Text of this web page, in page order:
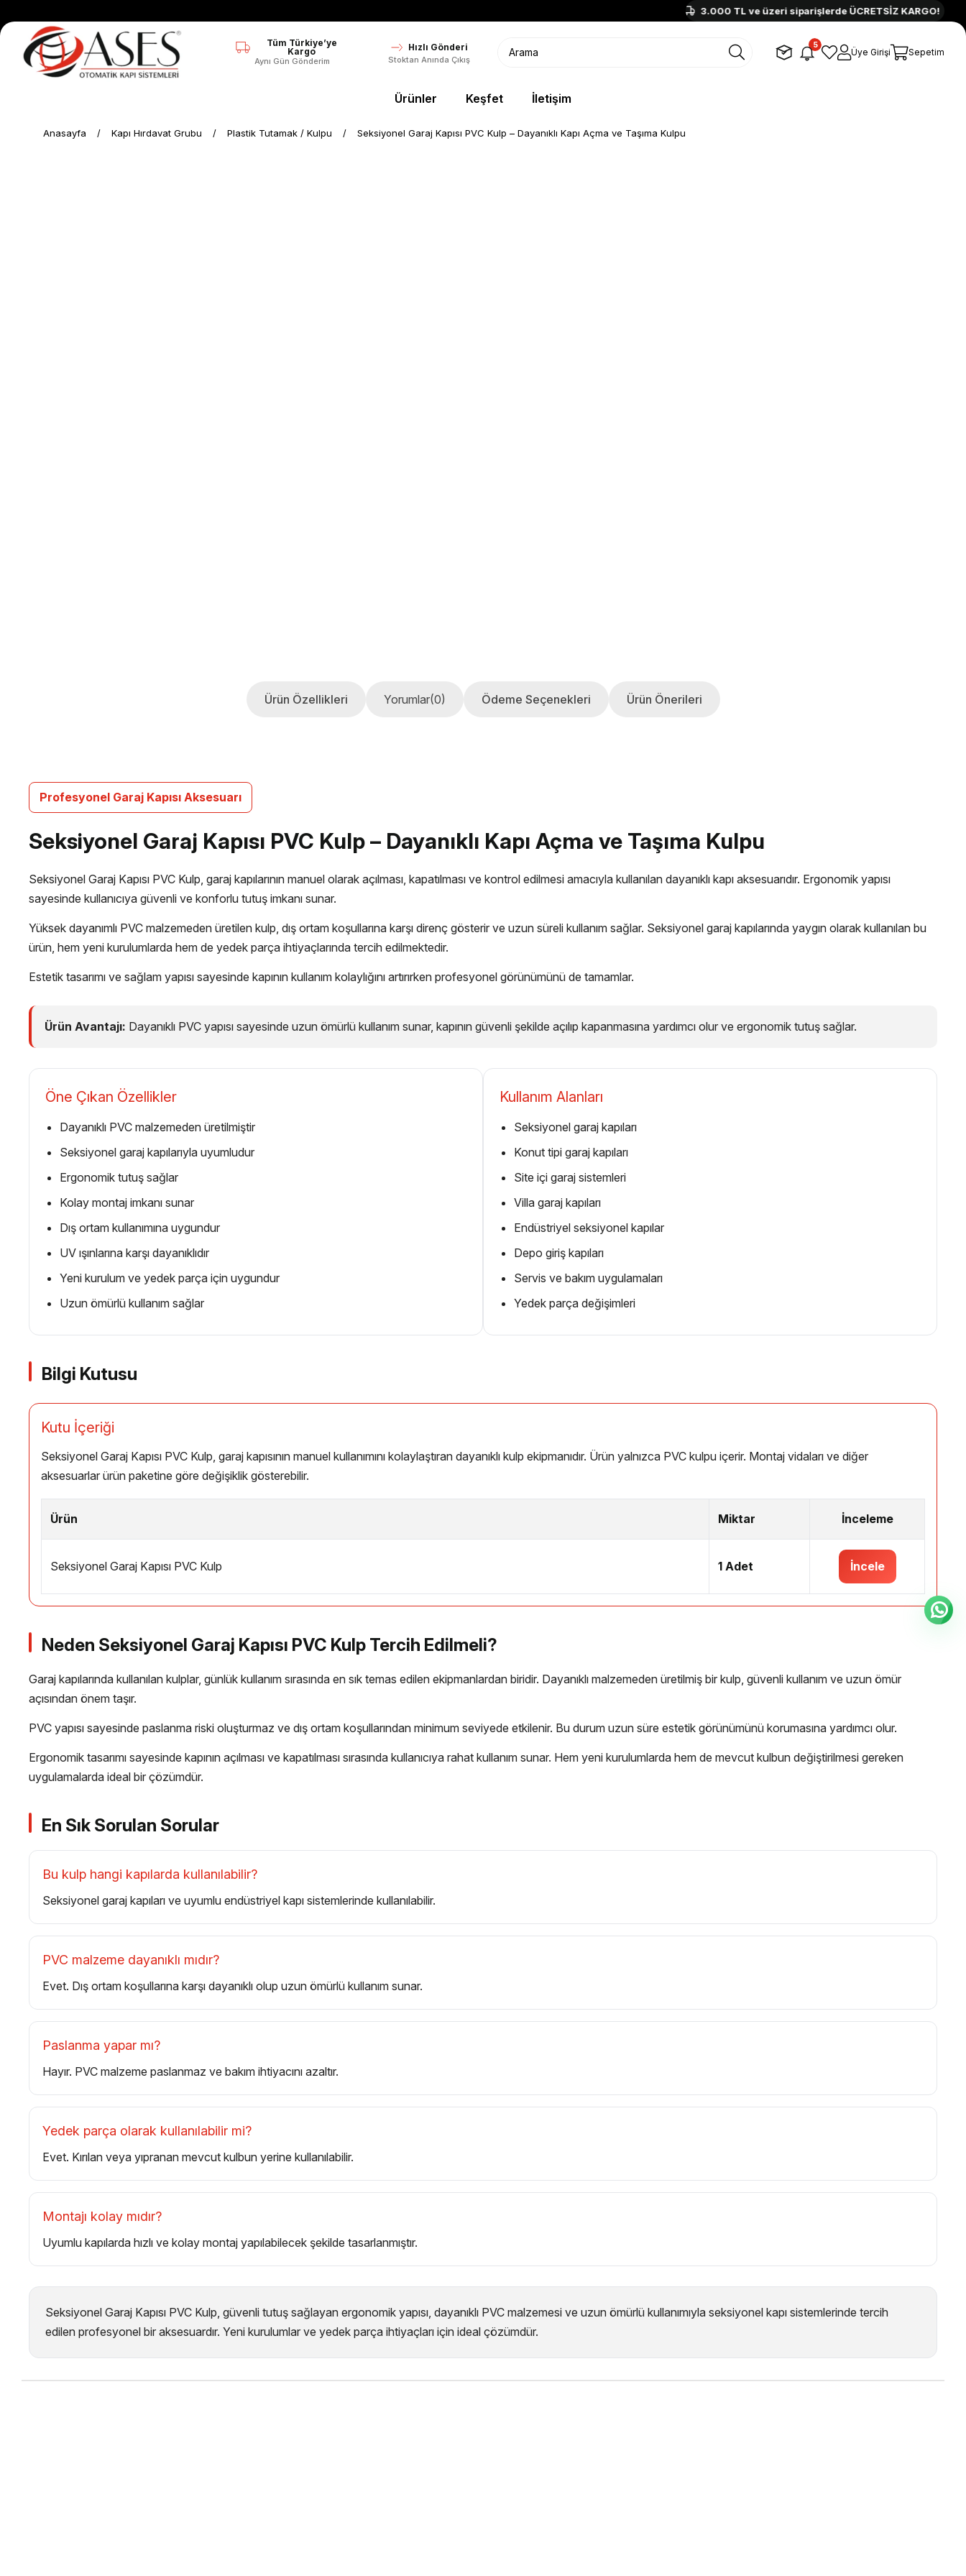
3.000 TL ve üzeri siparişlerde ÜCRETSİZ KARGO!
Tüm Türkiye’ye
Kargo
Aynı Gün Gönderim
Hızlı Gönderi
Stoktan Anında Çıkış
5
Üye Girişi Sepetim
Ürünler Keşfet İletişim
Anasayfa Kapı Hırdavat Grubu Plastik Tutamak / Kulpu Seksiyonel Garaj Kapısı PVC Kulp – Dayanıklı Kapı Açma ve Taşıma Kulpu
Ürün Özellikleri Yorumlar(0) Ödeme Seçenekleri Ürün Önerileri
Profesyonel Garaj Kapısı Aksesuarı
Seksiyonel Garaj Kapısı PVC Kulp – Dayanıklı Kapı Açma ve Taşıma Kulpu
Seksiyonel Garaj Kapısı PVC Kulp, garaj kapılarının manuel olarak açılması, kapatılması ve kontrol edilmesi amacıyla kullanılan dayanıklı kapı aksesuarıdır. Ergonomik yapısı
sayesinde kullanıcıya güvenli ve konforlu tutuş imkanı sunar.
Yüksek dayanımlı PVC malzemeden üretilen kulp, dış ortam koşullarına karşı direnç gösterir ve uzun süreli kullanım sağlar. Seksiyonel garaj kapılarında yaygın olarak kullanılan bu
ürün, hem yeni kurulumlarda hem de yedek parça ihtiyaçlarında tercih edilmektedir.
Estetik tasarımı ve sağlam yapısı sayesinde kapının kullanım kolaylığını artırırken profesyonel görünümünü de tamamlar.
Ürün Avantajı: Dayanıklı PVC yapısı sayesinde uzun ömürlü kullanım sunar, kapının güvenli şekilde açılıp kapanmasına yardımcı olur ve ergonomik tutuş sağlar.
Öne Çıkan Özellikler
Dayanıklı PVC malzemeden üretilmiştir
Seksiyonel garaj kapılarıyla uyumludur
Ergonomik tutuş sağlar
Kolay montaj imkanı sunar
Dış ortam kullanımına uygundur
UV ışınlarına karşı dayanıklıdır
Yeni kurulum ve yedek parça için uygundur
Uzun ömürlü kullanım sağlar
Kullanım Alanları
Seksiyonel garaj kapıları
Konut tipi garaj kapıları
Site içi garaj sistemleri
Villa garaj kapıları
Endüstriyel seksiyonel kapılar
Depo giriş kapıları
Servis ve bakım uygulamaları
Yedek parça değişimleri
Bilgi Kutusu
Kutu İçeriği
Seksiyonel Garaj Kapısı PVC Kulp, garaj kapısının manuel kullanımını kolaylaştıran dayanıklı kulp ekipmanıdır. Ürün yalnızca PVC kulpu içerir. Montaj vidaları ve diğer
aksesuarlar ürün paketine göre değişiklik gösterebilir.
Ürün Miktar İnceleme
Seksiyonel Garaj Kapısı PVC Kulp 1 Adet İncele
Neden Seksiyonel Garaj Kapısı PVC Kulp Tercih Edilmeli?
Garaj kapılarında kullanılan kulplar, günlük kullanım sırasında en sık temas edilen ekipmanlardan biridir. Dayanıklı malzemeden üretilmiş bir kulp, güvenli kullanım ve uzun ömür
açısından önem taşır.
PVC yapısı sayesinde paslanma riski oluşturmaz ve dış ortam koşullarından minimum seviyede etkilenir. Bu durum uzun süre estetik görünümünü korumasına yardımcı olur.
Ergonomik tasarımı sayesinde kapının açılması ve kapatılması sırasında kullanıcıya rahat kullanım sunar. Hem yeni kurulumlarda hem de mevcut kulbun değiştirilmesi gereken
uygulamalarda ideal bir çözümdür.
En Sık Sorulan Sorular
Bu kulp hangi kapılarda kullanılabilir?
Seksiyonel garaj kapıları ve uyumlu endüstriyel kapı sistemlerinde kullanılabilir.
PVC malzeme dayanıklı mıdır?
Evet. Dış ortam koşullarına karşı dayanıklı olup uzun ömürlü kullanım sunar.
Paslanma yapar mı?
Hayır. PVC malzeme paslanmaz ve bakım ihtiyacını azaltır.
Yedek parça olarak kullanılabilir mi?
Evet. Kırılan veya yıpranan mevcut kulbun yerine kullanılabilir.
Montajı kolay mıdır?
Uyumlu kapılarda hızlı ve kolay montaj yapılabilecek şekilde tasarlanmıştır.
Seksiyonel Garaj Kapısı PVC Kulp, güvenli tutuş sağlayan ergonomik yapısı, dayanıklı PVC malzemesi ve uzun ömürlü kullanımıyla seksiyonel kapı sistemlerinde tercih
edilen profesyonel bir aksesuardır. Yeni kurulumlar ve yedek parça ihtiyaçları için ideal çözümdür.